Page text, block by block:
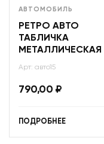
АВТОМОБИЛЬ
РЕТРО АВТО
ТАБЛИЧКА
МЕТАЛЛИЧЕСКАЯ
Арт: авто15
790,00 ₽
ПОДРОБНЕЕ